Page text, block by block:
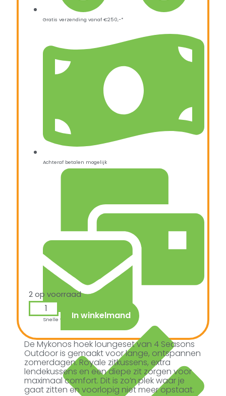
Gratis verzending vanaf €250,-*
Achteraf betalen mogelijk
Snelle verzending & levering aan huis
2 op voorraad
In winkelmand
De Mykonos hoek loungeset van 4 Seasons
Outdoor is gemaakt voor lange, ontspannen
zomerdagen. Royale zitkussens, extra
lendekussens en een diepe zit zorgen voor
maximaal comfort. Dit is zo’n plek waar je
gaat zitten en voorlopig niet meer opstaat.